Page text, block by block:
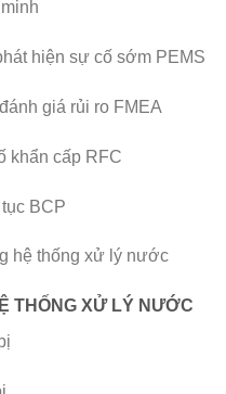
hiện sự cố sớm PEMS
giá rủi ro FMEA
khẩn cấp RFC
BCP
hệ thống xử lý nước
THỐNG XỬ LÝ NƯỚC